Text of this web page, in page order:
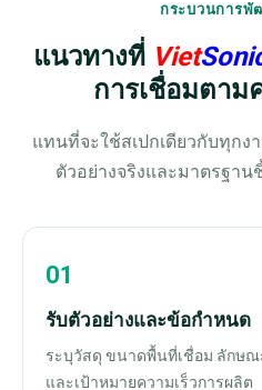
กระบวนการ
แนวทางที่ Viet
การเชื่อมตาม
แทนที่จะใช้สเปกเดียวกับทุก
ตัวอย่างจริงและมาตรฐา
รับตัวอย่างและข้อกำหนด
ระบุวัสดุ ขนาดพื้นที่เชื่อม ลักษณ
และเป้าหมายความเร็วการผลิต